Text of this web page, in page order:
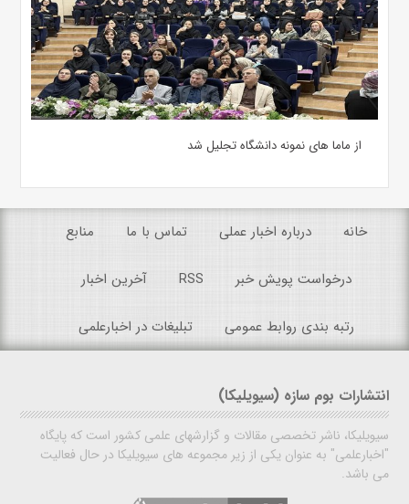
از ماما های نمونه دانشگاه تجلیل شد
خانه درباره اخبار عملی تماس با ما منابع
درخواست پویش خبر RSS آخرین اخبار
رتبه بندی روابط عمومی تبلیغات در اخبارعلمی
انتشارات بوم سازه (سیویلیکا)
سیویلیکا، ناشر تخصصی مقالات و گزارشهای علمی کشور است که پایگاه
"اخبارعلمی" به عنوان یکی از زیر مجموعه های سیویلیکا در حال فعالیت
می باشد.